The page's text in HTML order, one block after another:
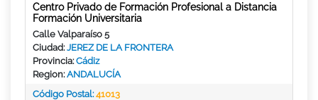
Centro Privado de Formación Profesional a Distancia
Formación Universitaria
Calle Valparaíso 5
Ciudad:JEREZ DE LA FRONTERA
Provincia:Cádiz
Region:ANDALUCÍA
Código Postal:41013